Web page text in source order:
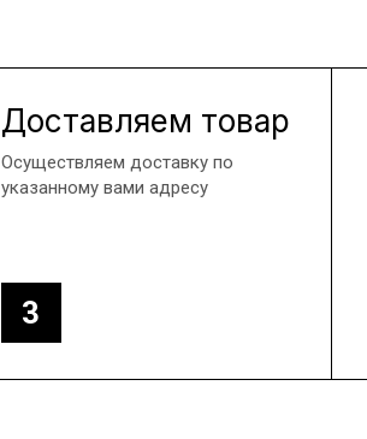
3
Доставляем товар
Осуществляем доставку по
указанному вами адресу